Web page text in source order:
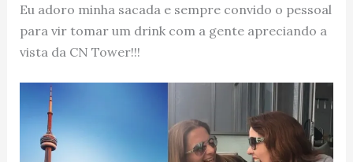
Eu adoro minha sacada e sempre convido o pessoal
para vir tomar um drink com a gente apreciando a
vista da CN Tower!!!